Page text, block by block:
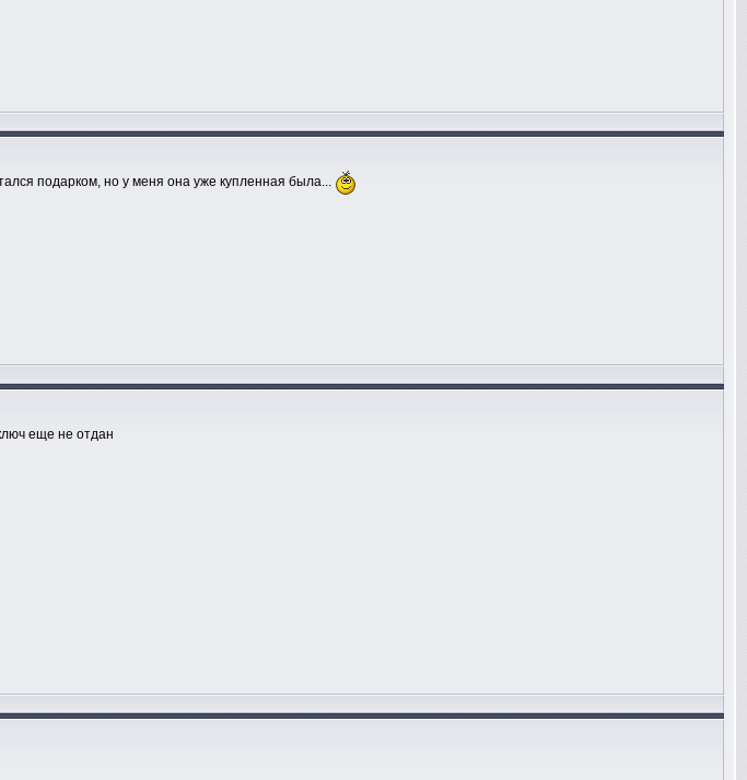
подарком, но у меня она уже купленная была...
еще не отдан